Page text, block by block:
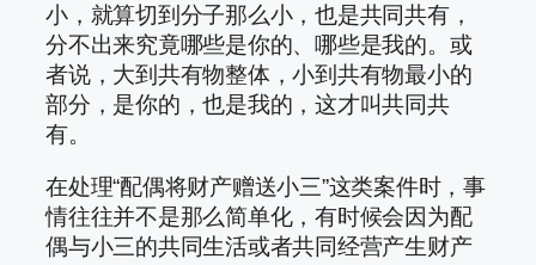
小，就算切到分子那么小，也是共同共有，
分不出来究竟哪些是你的、哪些是我的。或
者说，大到共有物整体，小到共有物最小的
部分，是你的，也是我的，这才叫共同共
有。
在处理“配偶将财产赠送小三”这类案件时，事
情往往并不是那么简单化，有时候会因为配
偶与小三的共同生活或者共同经营产生财产